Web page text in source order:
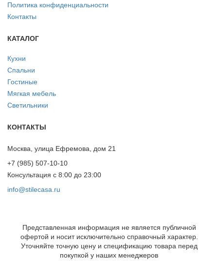
Политика конфиденциальности
Контакты
КАТАЛОГ
Кухни
Спальни
Гостиные
Мягкая мебель
Светильники
КОНТАКТЫ
Москва, улица Ефремова, дом 21
+7 (985) 507-10-10
Консультация с 8:00 до 23:00
info@stilecasa.ru
Представленная информация не является публичной
офертой и носит исключительно справочный характер.
Уточняйте точную цену и спецификацию товара перед
покупкой у наших менеджеров